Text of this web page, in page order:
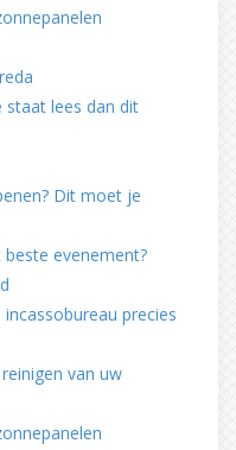
staat lees dan dit
Dit moet je
evenement?
precies
van uw